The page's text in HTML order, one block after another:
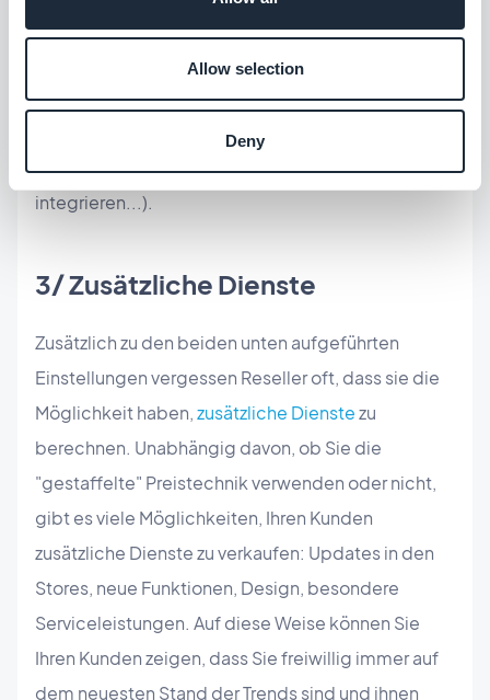
Allow selection
Deny
anfallen. Und das hat seinen Preis. Sie können
natürlich auch Einstellungen für Dienste in Ihr
Abonnement integrieren (Design x-mal pro Jahr
aktualisieren, x Push senden pro Monat, Bilder
und/oder Produkte anstelle des Kunden
integrieren...).
3/ Zusätzliche Dienste
Zusätzlich zu den beiden unten aufgeführten
Einstellungen vergessen Reseller oft, dass sie die
Möglichkeit haben,zusätzliche Dienstezu
berechnen. Unabhängig davon, ob Sie die
"gestaffelte" Preistechnik verwenden oder nicht,
gibt es viele Möglichkeiten, Ihren Kunden
zusätzliche Dienste zu verkaufen: Updates in den
Stores, neue Funktionen, Design, besondere
Serviceleistungen. Auf diese Weise können Sie
Ihren Kunden zeigen, dass Sie freiwillig immer auf
dem neuesten Stand der Trends sind und ihnen